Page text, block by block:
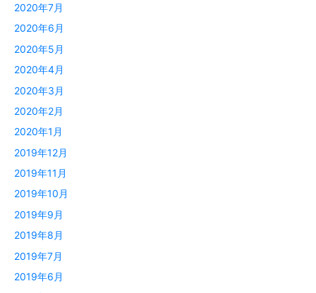
2020年7月
2020年6月
2020年5月
2020年4月
2020年3月
2020年2月
2020年1月
2019年12月
2019年11月
2019年10月
2019年9月
2019年8月
2019年7月
2019年6月